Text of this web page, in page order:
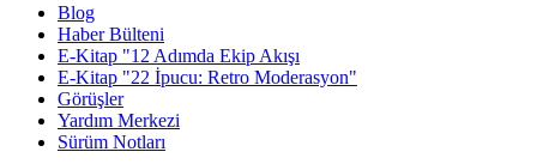
Blog
Haber Bülteni
E-Kitap "12 Adımda Ekip Akışı
E-Kitap "22 İpucu: Retro Moderasyon"
Görüşler
Yardım Merkezi
Sürüm Notları